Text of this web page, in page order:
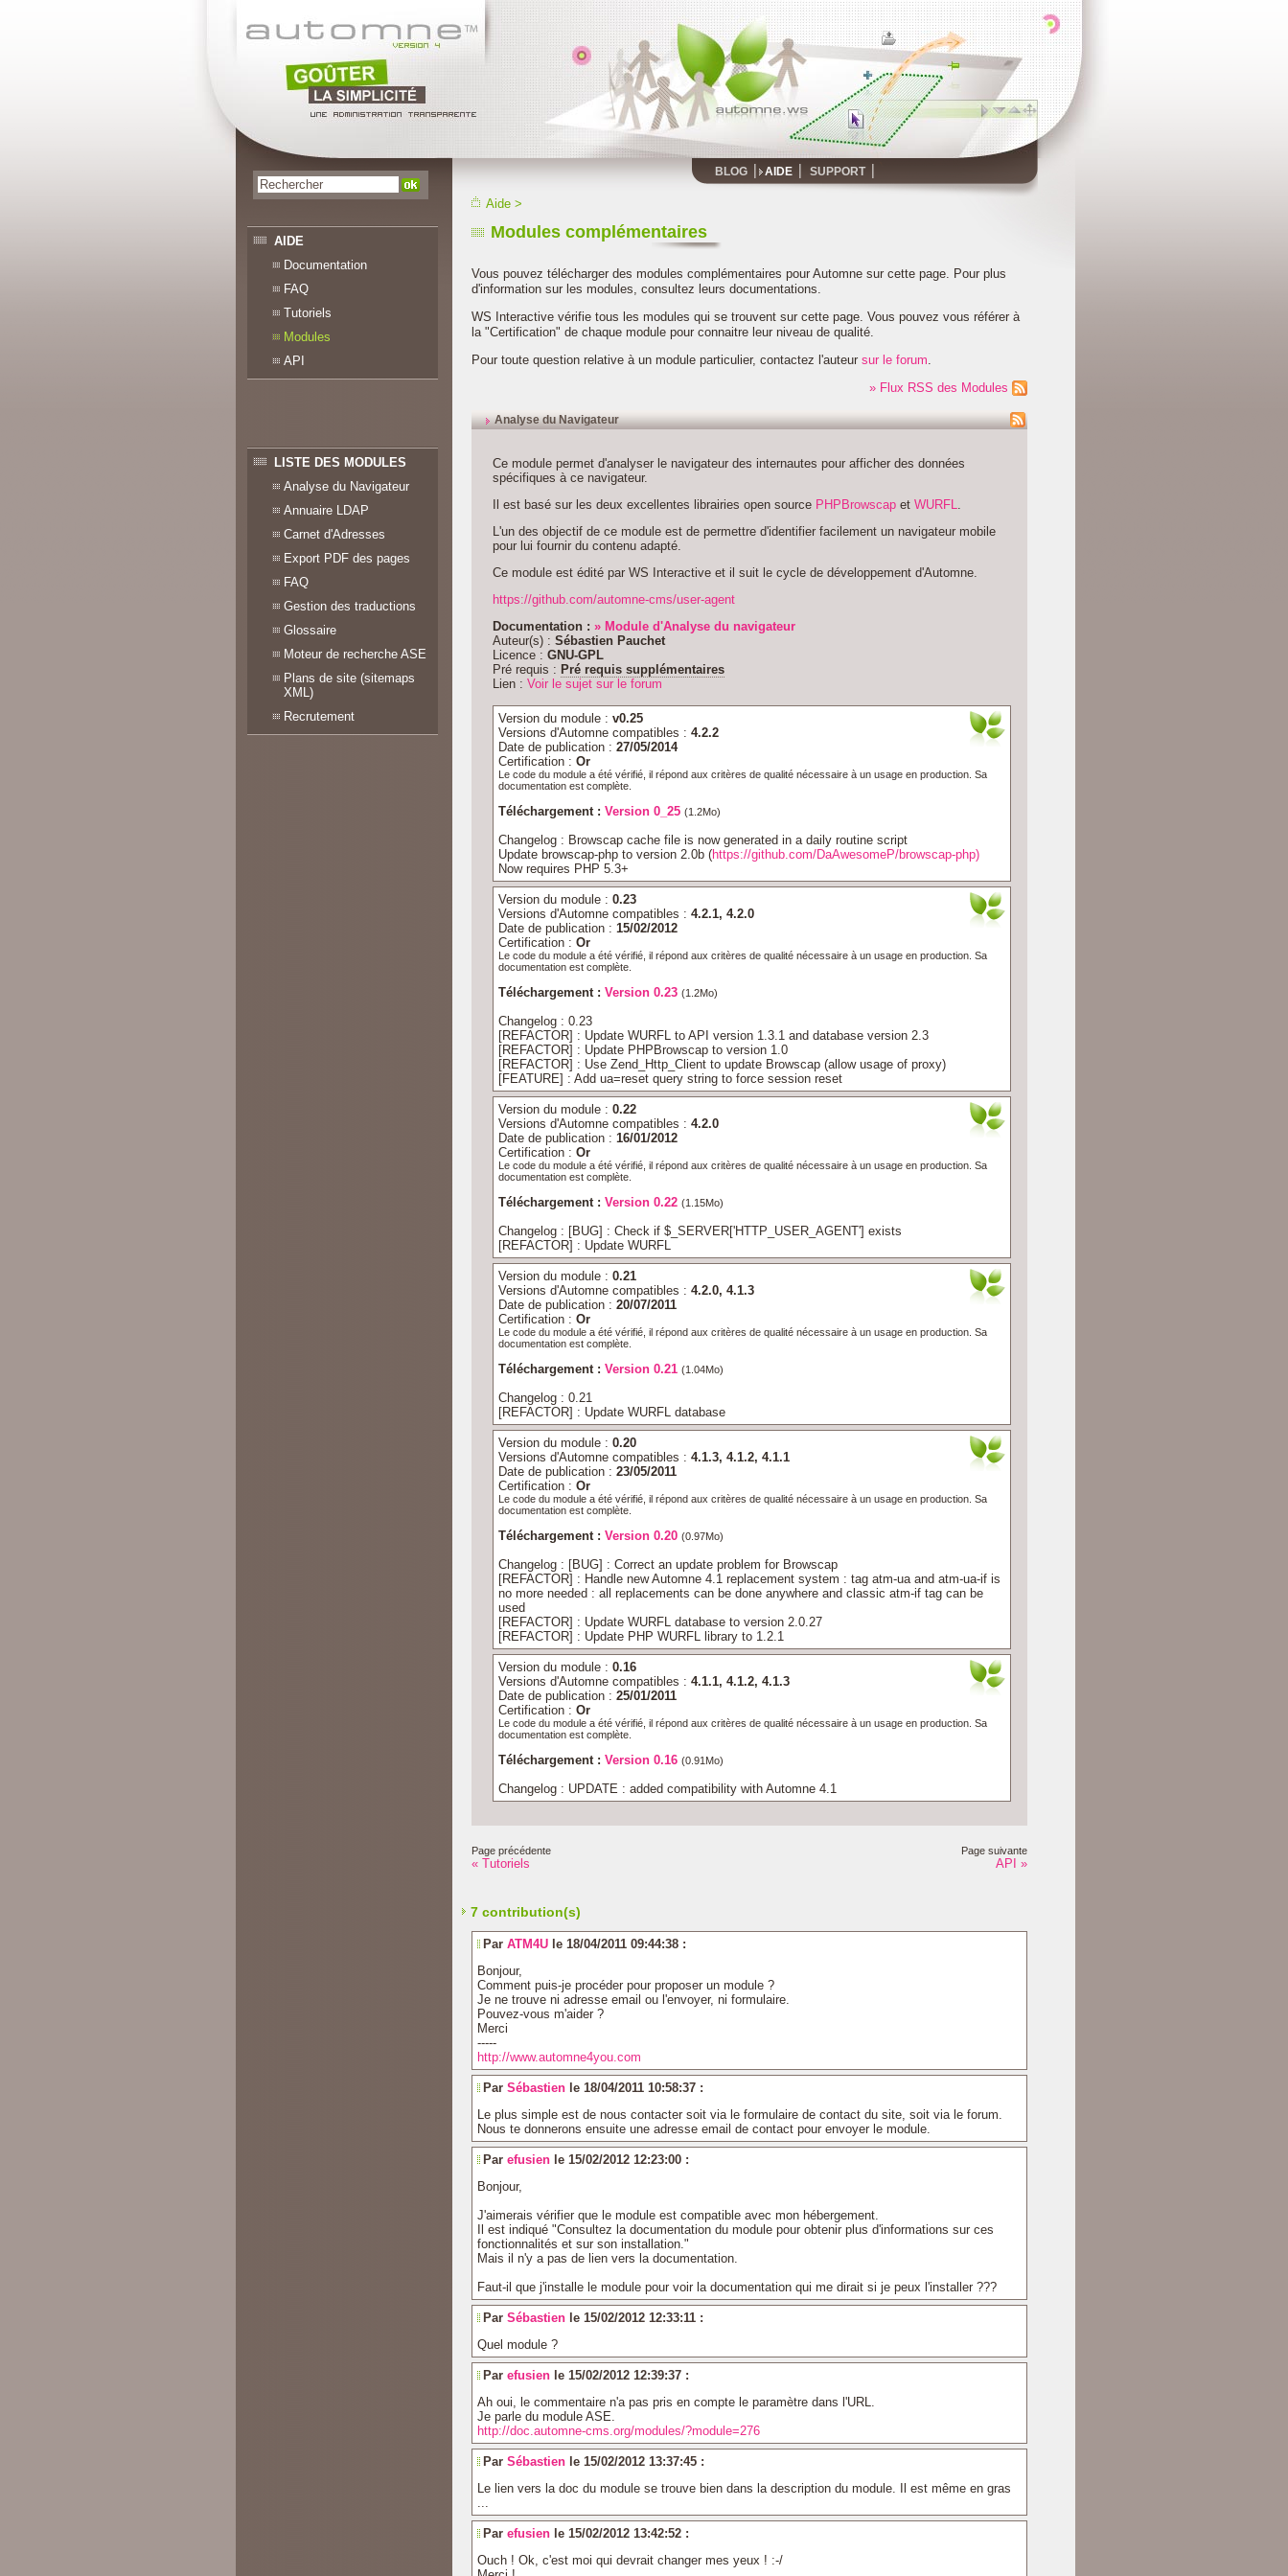
AIDE
Documentation
FAQ
Tutoriels
Modules
API
LISTE DES MODULES
Analyse du Navigateur
Annuaire LDAP
Carnet d'Adresses
Export PDF des pages
FAQ
Gestion des traductions
Glossaire
Moteur de recherche ASE
Plans de site (sitemaps
XML)
Recrutement
BLOG AIDE SUPPORT
Aide >
Modules complémentaires
Vous pouvez télécharger des modules complémentaires pour Automne sur cette page. Pour plus
d'information sur les modules, consultez leurs documentations.
WS Interactive vérifie tous les modules qui se trouvent sur cette page. Vous pouvez vous référer à
la "Certification" de chaque module pour connaitre leur niveau de qualité.
Pour toute question relative à un module particulier, contactez l'auteur sur le forum.
» Flux RSS des Modules
Analyse du Navigateur
Ce module permet d'analyser le navigateur des internautes pour afficher des données
spécifiques à ce navigateur.
Il est basé sur les deux excellentes librairies open source PHPBrowscap et WURFL.
L'un des objectif de ce module est de permettre d'identifier facilement un navigateur mobile
pour lui fournir du contenu adapté.
Ce module est édité par WS Interactive et il suit le cycle de développement d'Automne.
https://github.com/automne-cms/user-agent
Documentation : » Module d'Analyse du navigateur
Auteur(s) : Sébastien Pauchet
Licence : GNU-GPL
Pré requis : Pré requis supplémentaires
Lien : Voir le sujet sur le forum
Version du module : v0.25
Versions d'Automne compatibles : 4.2.2
Date de publication : 27/05/2014
Certification : Or
Le code du module a été vérifié, il répond aux critères de qualité nécessaire à un usage en production. Sa
documentation est complète.
Téléchargement : Version 0_25 (1.2Mo)
Changelog : Browscap cache file is now generated in a daily routine script
Update browscap-php to version 2.0b (https://github.com/DaAwesomeP/browscap-php)
Now requires PHP 5.3+
Version du module : 0.23
Versions d'Automne compatibles : 4.2.1, 4.2.0
Date de publication : 15/02/2012
Certification : Or
Le code du module a été vérifié, il répond aux critères de qualité nécessaire à un usage en production. Sa
documentation est complète.
Téléchargement : Version 0.23 (1.2Mo)
Changelog : 0.23
[REFACTOR] : Update WURFL to API version 1.3.1 and database version 2.3
[REFACTOR] : Update PHPBrowscap to version 1.0
[REFACTOR] : Use Zend_Http_Client to update Browscap (allow usage of proxy)
[FEATURE] : Add ua=reset query string to force session reset
Version du module : 0.22
Versions d'Automne compatibles : 4.2.0
Date de publication : 16/01/2012
Certification : Or
Le code du module a été vérifié, il répond aux critères de qualité nécessaire à un usage en production. Sa
documentation est complète.
Téléchargement : Version 0.22 (1.15Mo)
Changelog : [BUG] : Check if $_SERVER['HTTP_USER_AGENT'] exists
[REFACTOR] : Update WURFL
Version du module : 0.21
Versions d'Automne compatibles : 4.2.0, 4.1.3
Date de publication : 20/07/2011
Certification : Or
Le code du module a été vérifié, il répond aux critères de qualité nécessaire à un usage en production. Sa
documentation est complète.
Téléchargement : Version 0.21 (1.04Mo)
Changelog : 0.21
[REFACTOR] : Update WURFL database
Version du module : 0.20
Versions d'Automne compatibles : 4.1.3, 4.1.2, 4.1.1
Date de publication : 23/05/2011
Certification : Or
Le code du module a été vérifié, il répond aux critères de qualité nécessaire à un usage en production. Sa
documentation est complète.
Téléchargement : Version 0.20 (0.97Mo)
Changelog : [BUG] : Correct an update problem for Browscap
[REFACTOR] : Handle new Automne 4.1 replacement system : tag atm-ua and atm-ua-if is
no more needed : all replacements can be done anywhere and classic atm-if tag can be
used
[REFACTOR] : Update WURFL database to version 2.0.27
[REFACTOR] : Update PHP WURFL library to 1.2.1
Version du module : 0.16
Versions d'Automne compatibles : 4.1.1, 4.1.2, 4.1.3
Date de publication : 25/01/2011
Certification : Or
Le code du module a été vérifié, il répond aux critères de qualité nécessaire à un usage en production. Sa
documentation est complète.
Téléchargement : Version 0.16 (0.91Mo)
Changelog : UPDATE : added compatibility with Automne 4.1
Page précédente
« Tutoriels
Page suivante
API »
7 contribution(s)
Par ATM4U le 18/04/2011 09:44:38 :
Bonjour,
Comment puis-je procéder pour proposer un module ?
Je ne trouve ni adresse email ou l'envoyer, ni formulaire.
Pouvez-vous m'aider ?
Merci
-----
http://www.automne4you.com
Par Sébastien le 18/04/2011 10:58:37 :
Le plus simple est de nous contacter soit via le formulaire de contact du site, soit via le forum.
Nous te donnerons ensuite une adresse email de contact pour envoyer le module.
Par efusien le 15/02/2012 12:23:00 :
Bonjour,
J'aimerais vérifier que le module est compatible avec mon hébergement.
Il est indiqué "Consultez la documentation du module pour obtenir plus d'informations sur ces
fonctionnalités et sur son installation."
Mais il n'y a pas de lien vers la documentation.
Faut-il que j'installe le module pour voir la documentation qui me dirait si je peux l'installer ???
Par Sébastien le 15/02/2012 12:33:11 :
Quel module ?
Par efusien le 15/02/2012 12:39:37 :
Ah oui, le commentaire n'a pas pris en compte le paramètre dans l'URL.
Je parle du module ASE.
http://doc.automne-cms.org/modules/?module=276
Par Sébastien le 15/02/2012 13:37:45 :
Le lien vers la doc du module se trouve bien dans la description du module. Il est même en gras
Par efusien le 15/02/2012 13:42:52 :
Ouch ! Ok, c'est moi qui devrait changer mes yeux ! :-/